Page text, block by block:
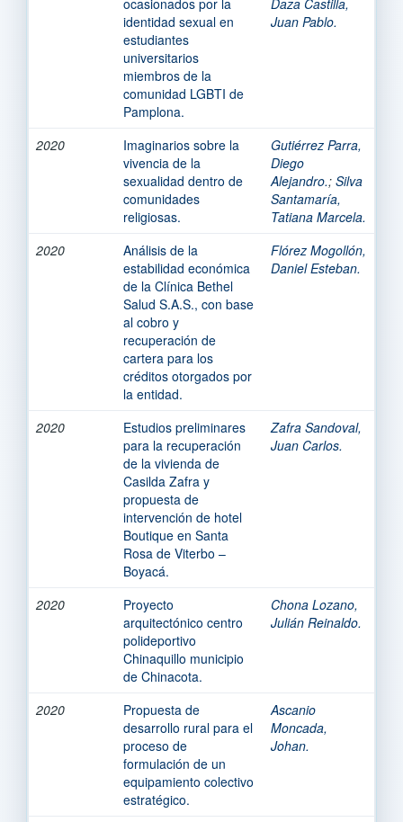
identidad sexual en
estudiantes
universitarios
miembros de la
comunidad LGBTI de
Pamplona.
Juan Pablo.
2020
Imaginarios sobre la
vivencia de la
sexualidad dentro de
comunidades
religiosas.
Gutiérrez Parra,
Diego
Alejandro.; Silva
Santamaría,
Tatiana Marcela.
2020
Análisis de la
estabilidad económica
de la Clínica Bethel
Salud S.A.S., con base
al cobro y
recuperación de
cartera para los
créditos otorgados por
la entidad.
Flórez Mogollón,
Daniel Esteban.
2020
Estudios preliminares
para la recuperación
de la vivienda de
Casilda Zafra y
propuesta de
intervención de hotel
Boutique en Santa
Rosa de Viterbo –
Boyacá.
Zafra Sandoval,
Juan Carlos.
2020
Proyecto
arquitectónico centro
polideportivo
Chinaquillo municipio
de Chinacota.
Chona Lozano,
Julián Reinaldo.
2020
Propuesta de
desarrollo rural para el
proceso de
formulación de un
equipamiento colectivo
estratégico.
Ascanio
Moncada,
Johan.